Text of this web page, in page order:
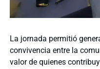
La jornada permitió
convivencia entre la
valor de quienes